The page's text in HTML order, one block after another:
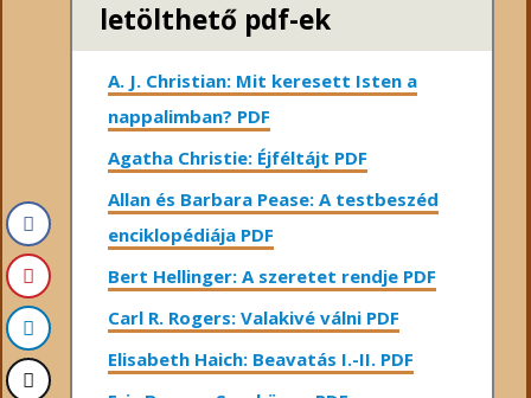
letölthető pdf-ek
A. J. Christian: Mit keresett Isten a
nappalimban? PDF
Agatha Christie: Éjféltájt PDF
Allan és Barbara Pease: A testbeszéd
enciklopédiája PDF
Bert Hellinger: A ​szeretet rendje PDF
Carl R. Rogers: Valakivé válni PDF
Elisabeth Haich: Beavatás I.-II. PDF